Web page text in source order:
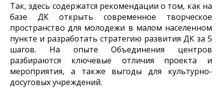
Так, здесь содержатся рекомендации о том, как на
базе ДК открыть современное творческое
пространство для молодежи в малом населенном
пункте и разработать стратегию развития ДК за 5
шагов. На опыте Объединения центров
разбираются ключевые отличия проекта и
мероприятия, а также выгоды для культурно-
досуговых учреждений.